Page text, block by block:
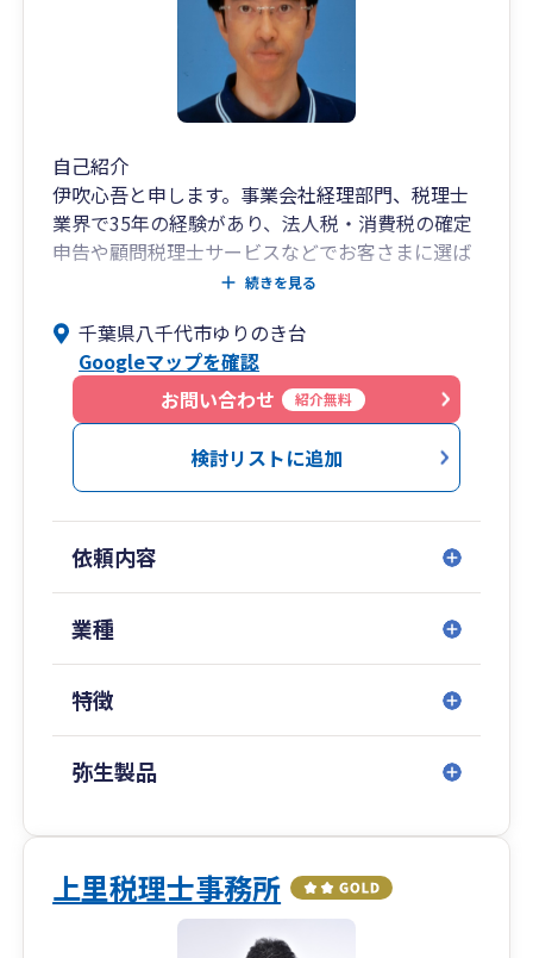
自己紹介
伊吹心吾と申します。事業会社経理部門、税理士
業界で35年の経験があり、法人税・消費税の確定
申告や顧問税理士サービスなどでお客さまに選ば
れています。実績としましては、化学メーカーや
や税務決算申告、税務調査対応など幅広く企業の
経理業務を約30年経験してきました。また、製造
業、建設業を始めとした多岐にわたる業種で法人
税、消費税等もメインに対応しています。素早
く、丁寧な対応を心がけ、長期的な事業の拡大を
支援し、節税はもちろん、経理事務、経営管理の
化、マニュアル化、組織化などの経営実務でも貢
献可能です。
で企業の経理業務を約３０年行ってきました。経
理業務としては金商法決算、税務決算、税務調査
対応、予算管理、原価計算、原価管理、資金繰り
業、卸売業、小売業、飲食業、美容理容業、不動
産業、ソフト開発業等幅広く経験してきました。
企業規模は1000万円から上場企業まで対応可能で
続きを見る
千葉県八千代市ゆりのき台
Googleマップを確認
お問い合わせ
紹介無料
検討リストに追加
依頼内容
業種
特徴
弥生製品
上里税理士事務所